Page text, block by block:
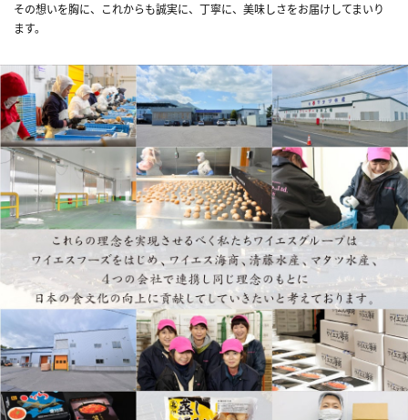
その想いを胸に、これからも誠実に、丁寧に、美味しさをお届けしてまいり
ます。